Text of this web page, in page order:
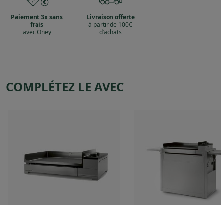
Paiement 3x sans
frais
avec Oney
Livraison offerte
à partir de 100€
d’achats
COMPLÉTEZ LE AVEC